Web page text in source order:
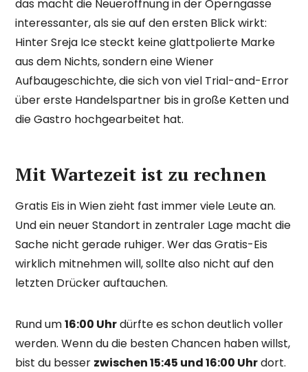
das macht die Neueröffnung in der Operngasse
interessanter, als sie auf den ersten Blick wirkt:
Hinter Sreja Ice steckt keine glattpolierte Marke
aus dem Nichts, sondern eine Wiener
Aufbaugeschichte, die sich von viel Trial-and-Error
über erste Handelspartner bis in große Ketten und
die Gastro hochgearbeitet hat.
Mit Wartezeit ist zu rechnen
Gratis Eis in Wien zieht fast immer viele Leute an.
Und ein neuer Standort in zentraler Lage macht die
Sache nicht gerade ruhiger. Wer das Gratis-Eis
wirklich mitnehmen will, sollte also nicht auf den
letzten Drücker auftauchen.
Rund um16:00 Uhrdürfte es schon deutlich voller
werden. Wenn du die besten Chancen haben willst,
bist du besser zwischen 15:45 und 16:00 Uhrdort.